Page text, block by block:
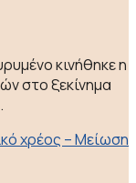
κινήθηκε η
στο ξεκίνημα